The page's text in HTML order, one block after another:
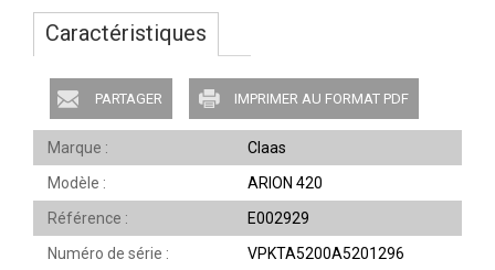
Caractéristiques
PARTAGER IMPRIMER AU FORMAT PDF
Marque
Claas
Modèle
ARION 420
Référence
E002929
Numéro de série
VPKTA5200A5201296